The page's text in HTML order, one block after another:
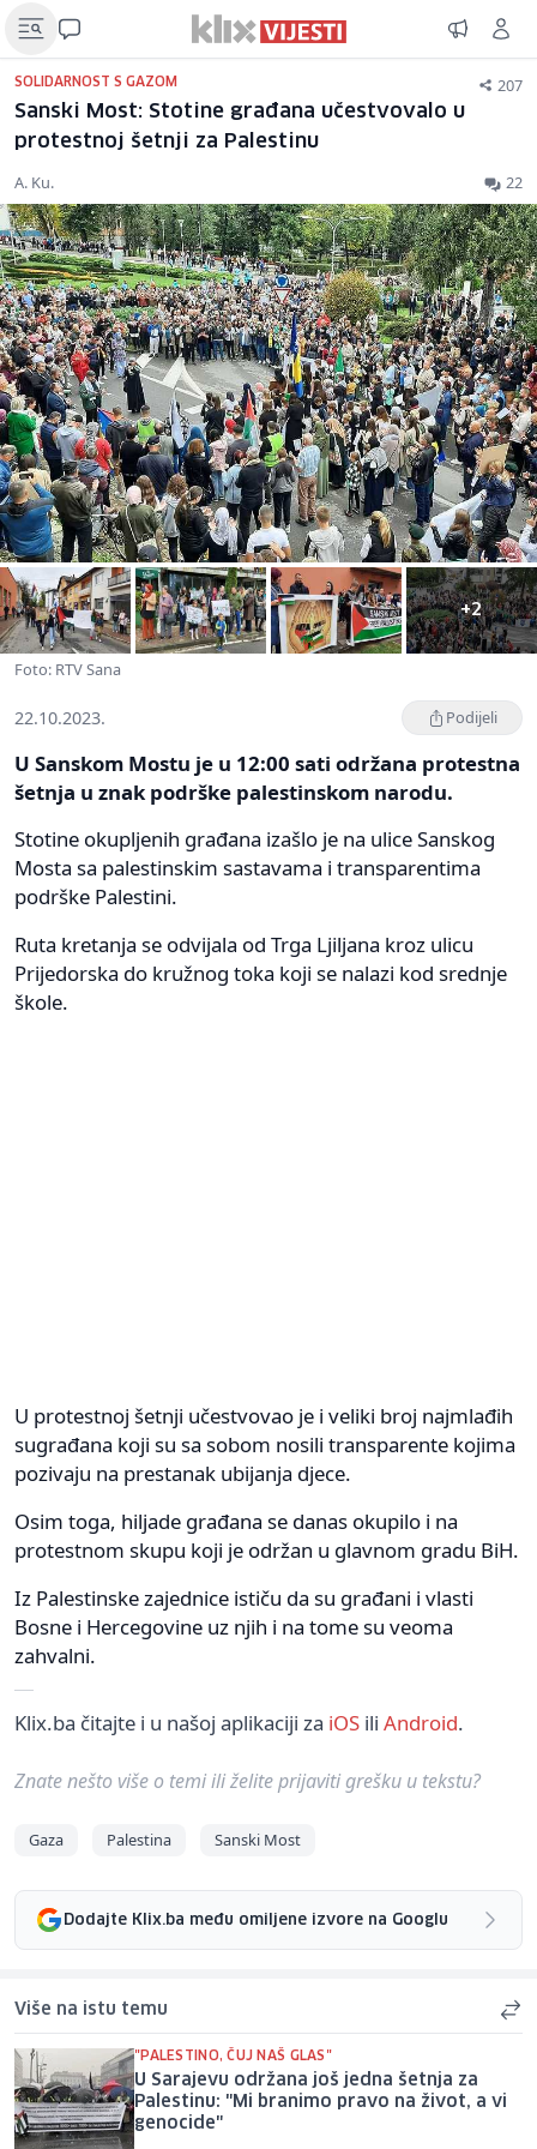
SOLIDARNOST S GAZOM 207
Sanski Most: Stotine građana učestvovalo u
protestnoj šetnji za Palestinu
A. Ku. 22
+2
Foto: RTV Sana
22.10.2023. Podijeli
U Sanskom Mostu je u 12:00 sati održana protestna
šetnja u znak podrške palestinskom narodu.
Stotine okupljenih građana izašlo je na ulice Sanskog
Mosta sa palestinskim sastavama i transparentima
podrške Palestini.
Ruta kretanja se odvijala od Trga Ljiljana kroz ulicu
Prijedorska do kružnog toka koji se nalazi kod srednje
škole.
U protestnoj šetnji učestvovao je i veliki broj najmlađih
sugrađana koji su sa sobom nosili transparente kojima
pozivaju na prestanak ubijanja djece.
Osim toga, hiljade građana se danas okupilo i na
protestnom skupu koji je održan u glavnom gradu BiH.
Iz Palestinske zajednice ističu da su građani i vlasti
Bosne i Hercegovine uz njih i na tome su veoma
zahvalni.
Klix.ba čitajte i u našoj aplikaciji za iOS ili Android.
Znate nešto više o temi ili želite prijaviti grešku u tekstu?
Gaza Palestina Sanski Most
Dodajte Klix.ba među omiljene izvore na Googlu
Više na istu temu
"PALESTINO, ČUJ NAŠ GLAS"
U Sarajevu održana još jedna šetnja za
Palestinu: "Mi branimo pravo na život, a vi
genocide"